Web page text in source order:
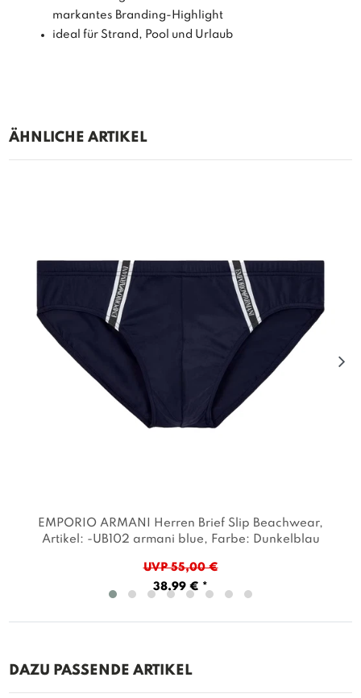
markantes Branding-Highlight
ideal für Strand, Pool und Urlaub
ÄHNLICHE ARTIKEL
EMPORIO ARMANI Herren Brief Slip Beachwear,
Artikel: -UB102 armani blue, Farbe: Dunkelblau
UVP 55,00 €
38,99 € *
DAZU PASSENDE ARTIKEL